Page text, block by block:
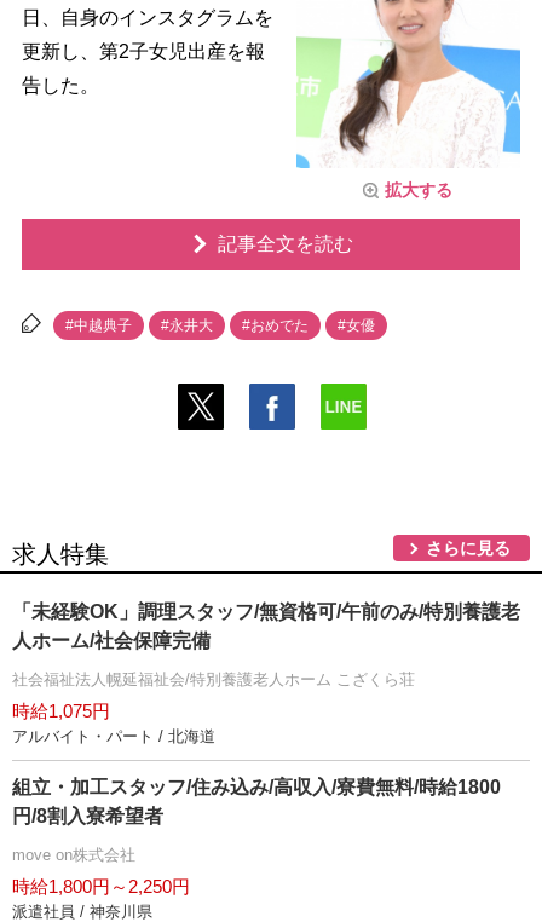
拡大する
日、自身のインスタグラムを
更新し、第2子女児出産を報
告した。
記事全文を読む
#中越典子 #永井大 #おめでた #女優
求人特集 さらに見る
「未経験OK」調理スタッフ/無資格可/午前のみ/特別養護老
人ホーム/社会保障完備
社会福祉法人幌延福祉会/特別養護老人ホーム こざくら荘
時給1,075円
アルバイト・パート / 北海道
組立・加工スタッフ/住み込み/高収入/寮費無料/時給1800
円/8割入寮希望者
move on株式会社
時給1,800円～2,250円
派遣社員 / 神奈川県